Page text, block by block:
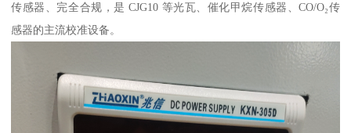
传感器、完全合规，是 CJG10 等光瓦、催化甲烷传感器、CO/O₂传
感器的主流校准设备。